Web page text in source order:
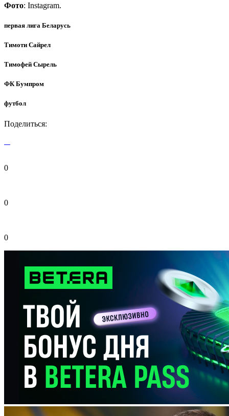
Фото: Instagram.
первая лига Беларусь
Тимоти Сайрел
Тимофей Сырель
ФК Бумпром
футбол
Поделиться:
0
0
0